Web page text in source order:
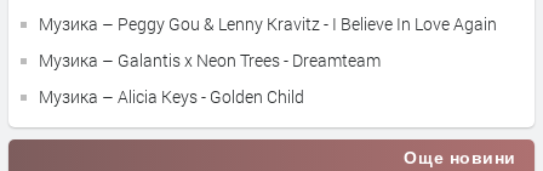
Музика – Peggy Gou & Lenny Kravitz - I Believe In Love Again
Музика – Galantis x Neon Trees - Dreamteam
Музика – Alicia Keys - Golden Child
Още новини